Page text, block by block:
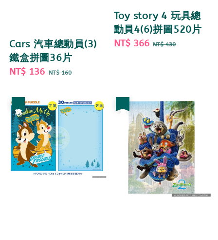
Cars 汽車總動員(3)
鐵盒拼圖36片
Sale
NT$ 136 Regular
NT$ 160
Toy story 4 玩具總
動員4(6)拼圖520片
Sale
NT$ 366 Regular
NT$ 430